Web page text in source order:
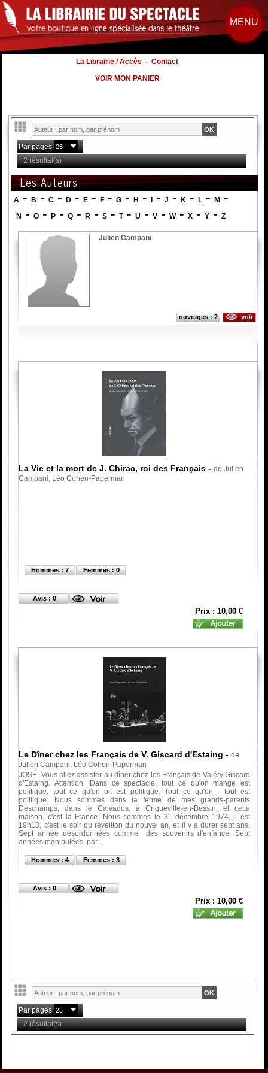
MENU
La Librairie / Accès -Contact
VOIR MON PANIER
Par pages
2 résultat(s)
Les Auteurs
A - B - C- D- E- F- G- H - - J - K - L- M-
N -O -P -Q -R -S -T-U -V -W-X -Y -Z
Julien Campani
voir
ouvrages : 2
La Vie et la mort de J. Chirac, roi des Français -deJulien
Campani, Léo Cohen-Paperman
Hommes : 7 Femmes : 0
Avis : 0
Prix : 10,00 €
Le Dîner chez les Français de V. Giscard d'Estaing -de
Julien Campani, Léo Cohen-Paperman
JOSÉ. Vous allez assister au dîner chez les Français de Valéry Giscard
d'Estaing. Attention !Dans ce spectacle, tout ce qu'on mange est
politique, tout ce qu'on oit est politique. Tout ce qu'on - tout est
politique. Nous sommes dans la ferme de mes grands-parents
Deschamps, dans le Calvados, à Criqueville-en-Bessin, et cette
maison, c'est la France. Nous sommes le 31 décembre 1974, il est
19h13, c'est le soir du réveillon du nouvel an, et il v a durer sept ans.
Sept année désordonnées comme des souvenirs d'enfance. Sept
années manipulées, par…
Hommes : 4 Femmes : 3
Avis : 0
Prix : 10,00 €
Par pages
2 résultat(s)